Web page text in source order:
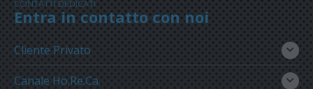
CONTATTI DEDICATI
Entra in contatto con noi
Cliente Privato
Canale Ho.Re.Ca.